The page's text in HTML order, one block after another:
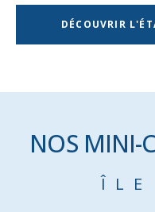
DÉCOUVRIR
NOS MINI-
ÎLE